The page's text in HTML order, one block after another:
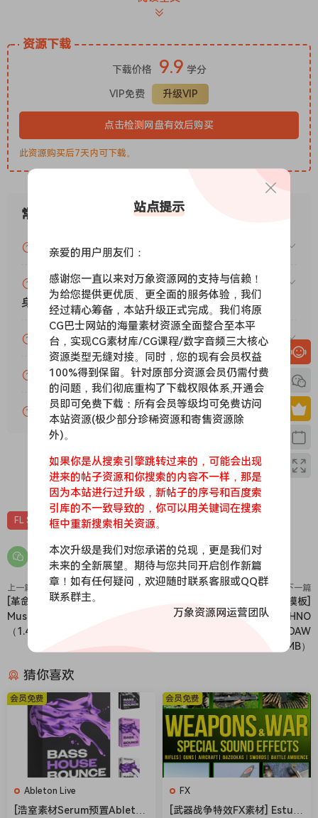
resampling, creating a preset palette that feels rich,
Expect dark pads, unstable drones, dusty keys, bowed
textures, and evolving tonal layers that are perfect for
intros, transitions, soundtracks, and dark electronic music.
With its fuzzy harmonics, eroded textures, and captivating
spatial detail, Aurora Skies creates sounds that fit equally
well in film, game soundtracks, downtempo, ambient,
experimental trap, and melancholic pop.
Installation:
C:Users=USERNAME=DocumentsImage-LineFLEX
Requirements:
FL Studio 24, 25
资源下载
下载价格 9.9 学分
VIP免费 升级VIP
点击检测网盘有效后购买
此资源购买后7天内可下载。
常见问题
VIP资源或免费资源能否做为商业用途？
赞助包月VIP（或包年VIP）后能升级包年（或终
身VIP）吗？
为什么付款了未开通VIP会员？
账号可以分享或者借给别人用吗？
VIP会员剩余时间查询？
0 0
FL Studio Pop 工程 素材
上一篇
[革命性智能和弦插件] Scaler
Music Scaler 3 v3.2.1 [MacOSX]
（1.44GB+1.4GB）
下一篇
[高级电子舞曲Ableton工程模板]
Another Machines TECHNO
TEMPLATE #1 [DAW
Templates]（7.07MB）
猜你喜欢
Ableton Live
[浩室素材Serum预置Ableton
会员免费
FX
[武器战争特效FX素材] Estudi
会员免费
站点提示
亲爱的用户朋友们：
感谢您一直以来对万象资源网的支持与信赖！
为给您提供更优质、更全面的服务体验，我们
经过精心筹备，本站升级正式完成。我们将原
CG巴士网站的海量素材资源全面整合至本平
台，实现CG素材库/CG课程/数字音频三大核心
资源类型无缝对接。同时，您的现有会员权益
100%得到保留。针对原部分资源会员仍需付费
的问题，我们彻底重构了下载权限体系,开通会
员即可免费下载：所有会员等级均可免费访问
本站资源(极少部分珍稀资源和寄售资源除
外)。
如果你是从搜索引擎跳转过来的，可能会出现
进来的帖子资源和你搜索的内容不一样，那是
因为本站进行过升级，新帖子的序号和百度索
引库的不一致导致的，你可以用关键词在搜索
框中重新搜索相关资源。
本次升级是我们对您承诺的兑现，更是我们对
未来的全新展望。期待与您共同开启创作新篇
章！如有任何疑问，欢迎随时联系客服或QQ群
联系群主。
万象资源网运营团队